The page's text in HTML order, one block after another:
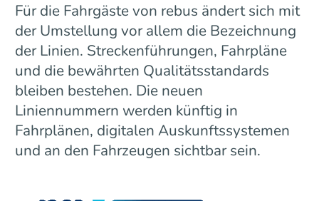
Für die Fahrgäste von rebus ändert sich mit
der Umstellung vor allem die Bezeichnung
der Linien. Streckenführungen, Fahrpläne
und die bewährten Qualitätsstandards
bleiben bestehen. Die neuen
Liniennummern werden künftig in
Fahrplänen, digitalen Auskunftssystemen
und an den Fahrzeugen sichtbar sein.